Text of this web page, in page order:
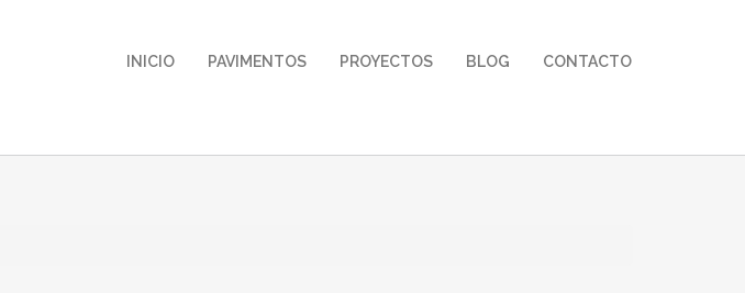
INICIO PAVIMENTOS PROYECTOS BLOG CONTACTO